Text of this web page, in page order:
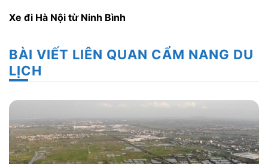
Xe đi Hà Nội từ Ninh Bình
BÀI VIẾT LIÊN QUAN CẨM NANG DU
LỊCH